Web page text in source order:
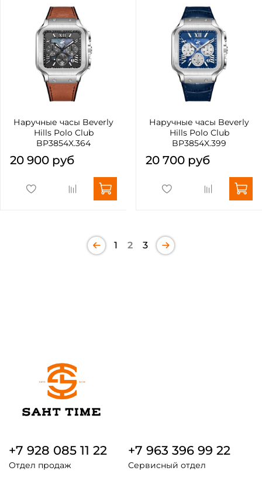
Наручные часы Beverly
Hills Polo Club
BP3854X.364
20 900 руб
Наручные часы Beverly
Hills Polo Club
BP3854X.399
20 700 руб
1 2 3
+7 928 085 11 22
Отдел продаж
+7 963 396 99 22
Сервисный отдел